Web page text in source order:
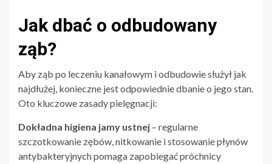
Jak dbać o odbudowany
ząb?
Aby ząb po leczeniu kanałowym i odbudowie służył jak
najdłużej, konieczne jest odpowiednie dbanie o jego stan.
Oto kluczowe zasady pielęgnacji:
Dokładna higiena jamy ustnej – regularne
szczotkowanie zębów, nitkowanie i stosowanie płynów
antybakteryjnych pomaga zapobiegać próchnicy